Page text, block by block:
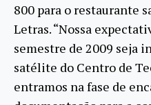
800 para o restaurante
Letras. “Nossa
semestre de 2009 seja
satélite do Centro de
entramos na fase de